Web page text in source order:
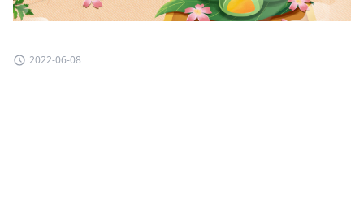
2022-06-08